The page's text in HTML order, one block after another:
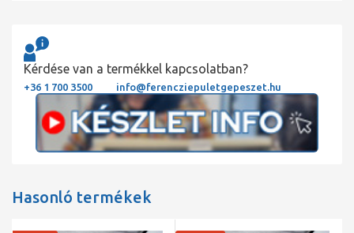
Kérdése van a termékkel kapcsolatban?
+36 1 700 3500 info@ferencziepuletgepeszet.hu
Hasonló termékek